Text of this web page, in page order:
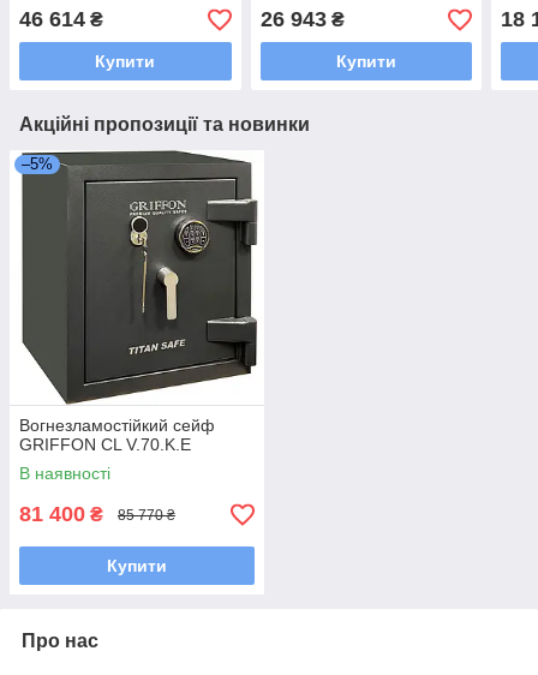
46 614 ₴
Купити
26 943₴
Купити
18
Акційні пропозиції та новинки
–5%
Вогнезламостійкий сейф
GRIFFON CL V.70.K.E
В наявності
81 400 ₴ 85 770 ₴
Купити
Про нас